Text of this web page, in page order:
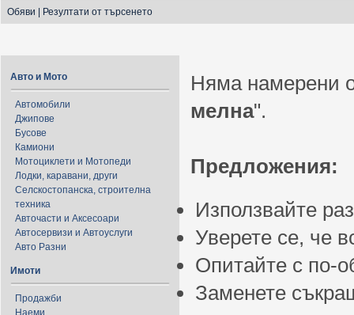
Обяви Резултати от търсенето
Авто и Мото
Автомобили
Джипове
Бусове
Камиони
Мотоциклети и Мотопеди
Лодки, каравани, други
Селскостопанска, строителна
техника
Авточасти и Аксесоари
Автосервизи и Автоуслуги
Авто Разни
Имоти
Продажби
Наеми
Няма намерени
мелна".
Предложения:
Използвайте
Уверете се, че
Опитайте с по-
Заменете